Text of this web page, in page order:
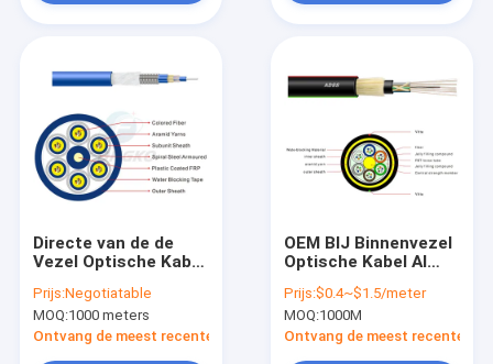
Producten
Over Ons
Fabriekstour
Nieuws
Directe van de de
Vezel Optische Kabel
Gepantserde Gjasfkv
Binnen Multi de
Kerndraad 24 Kernen
Prijs:Negotiatable
MOQ:1000 meters
Ontvang de meest recente Prijs
OEM BIJ Binnenvezel
Optische Kabel Al
Zelfstandige
Luchtkabel ADSS
Prijs:$0.4~$1.5/meter
MOQ:1000M
Ontvang de meest recente